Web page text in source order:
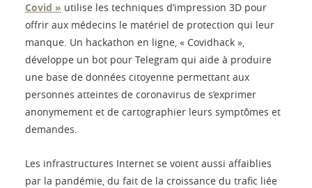
Covid » utilise les techniques d’impression 3D pour
offrir aux médecins le matériel de protection qui leur
manque. Un hackathon en ligne, « Covidhack »,
développe un bot pour Telegram qui aide à produire
une base de données citoyenne permettant aux
personnes atteintes de coronavirus de s’exprimer
anonymement et de cartographier leurs symptômes et
demandes.
Les infrastructures Internet se voient aussi affaiblies
par la pandémie, du fait de la croissance du trafic liée